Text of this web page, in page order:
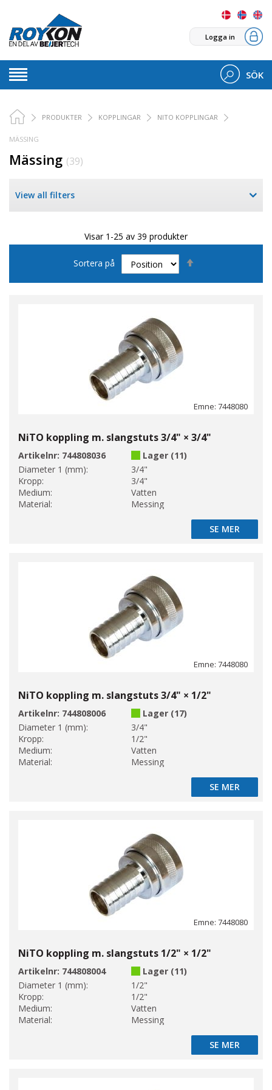
Logga in
SÖK
PRODUKTER KOPPLINGAR NITO KOPPLINGAR
MÄSSING
Mässing (39)
View all filters
Visar 1-25 av 39 produkter
Sortera på
Emne: 7448080
NiTO koppling m. slangstuts 3/4" × 3/4"
Artikelnr: 744808036
Lager (11)
Diameter 1 (mm):
3/4"
Kropp:
3/4"
Medium:
Vatten
Material:
Messing
SE MER
SE MER
Emne: 7448080
NiTO koppling m. slangstuts 3/4" × 1/2"
Artikelnr: 744808006
Lager (17)
Diameter 1 (mm):
3/4"
Kropp:
1/2"
Medium:
Vatten
Material:
Messing
SE MER
SE MER
Emne: 7448080
NiTO koppling m. slangstuts 1/2" × 1/2"
Artikelnr: 744808004
Lager (11)
Diameter 1 (mm):
1/2"
Kropp:
1/2"
Medium:
Vatten
Material:
Messing
SE MER
SE MER